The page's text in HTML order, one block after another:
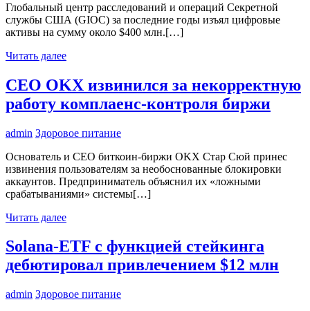
Глобальный центр расследований и операций Секретной
службы США (GIOC) за последние годы изъял цифровые
активы на сумму около $400 млн.[…]
Читать далее
CEO OKX извинился за некорректную
работу комплаенс-контроля биржи
admin Здоровое питание
Основатель и CEO биткоин-биржи OKX Стар Сюй принес
извинения пользователям за необоснованные блокировки
аккаунтов. Предприниматель объяснил их «ложными
срабатываниями» системы[…]
Читать далее
Solana-ETF с функцией стейкинга
дебютировал привлечением $12 млн
admin Здоровое питание